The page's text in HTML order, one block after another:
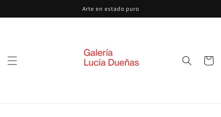
al contenido
Arte en estado puro
Carrito